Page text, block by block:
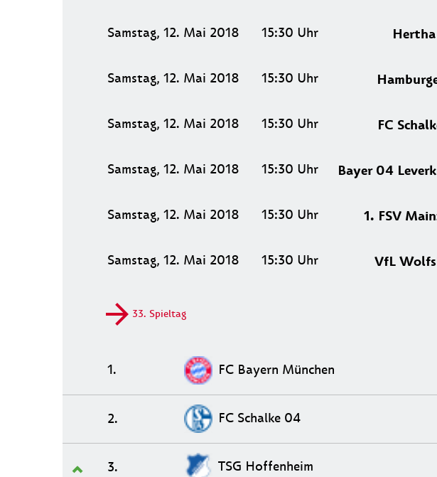
Samstag, 12. Mai 2018 15:30 Uhr Hertha
Samstag, 12. Mai 2018 15:30 Uhr
Samstag, 12. Mai 2018 15:30 Uhr FC
Samstag, 12. Mai 2018 15:30 Uhr Bayer 04
Samstag, 12. Mai 2018 15:30 Uhr 1. FSV
Samstag, 12. Mai 2018 15:30 Uhr VfL
33. Spieltag
1. FC Bayern München
2. FC Schalke 04
3. TSG Hoffenheim